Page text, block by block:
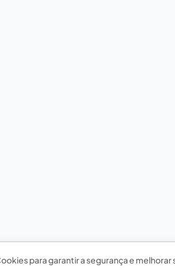
para garantir a segurança e